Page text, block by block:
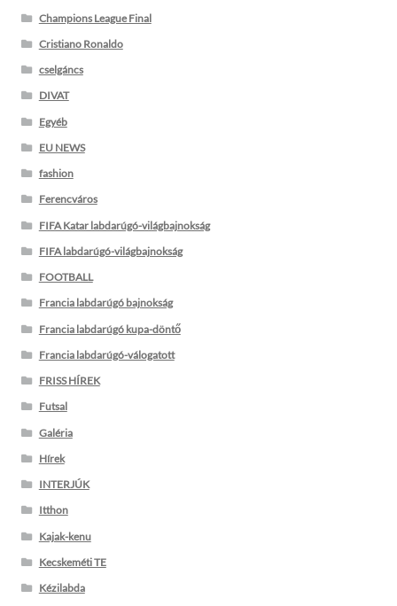
Champions League Final
Cristiano Ronaldo
cselgáncs
DIVAT
Egyéb
EU NEWS
fashion
Ferencváros
FIFA Katar labdarúgó-világbajnokság
FIFA labdarúgó-világbajnokság
FOOTBALL
Francia labdarúgó bajnokság
Francia labdarúgó kupa-döntő
Francia labdarúgó-válogatott
FRISS HÍREK
Futsal
Galéria
Hírek
INTERJÚK
Itthon
Kajak-kenu
Kecskeméti TE
Kézilabda